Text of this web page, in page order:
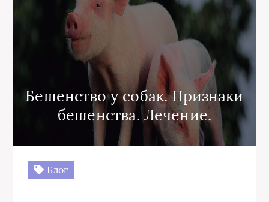
Бешенство у собак. Признаки
бешенства. Лечение.
Блог